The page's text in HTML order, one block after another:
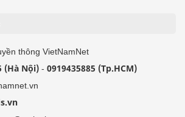
thông VietNamNet
(Hà Nội) - 0919435885 (Tp.HCM)